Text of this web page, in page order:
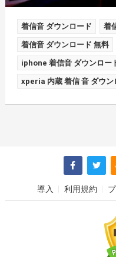
着信音 ダウンロード 着
着信音 ダウンロード 無料
iphone 着信音 ダウンロー
xperia 内蔵 着信 音 ダウン
導入 利用規約